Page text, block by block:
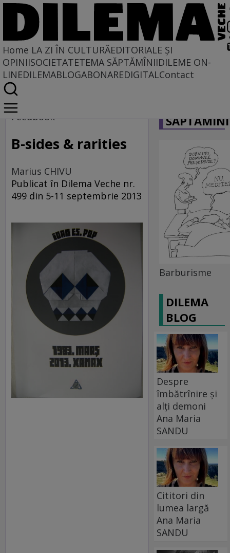
Home LA ZI ÎN CULTURĂEDITORIALE ȘI
OPINIISOCIETATETEMA SĂPTĂMÎNIIDILEME ON-
LINEDILEMABLOGABONAREDIGITALContact
Home
La zi în cultură
Feedbook
B-sides & rarities
Marius CHIVU
Publicat în Dilema Veche nr.
499 din 5-11 septembrie 2013
Barburisme
DILEMA
BLOG
Despre
îmbătrînire și
alți demoni
Ana Maria
SANDU
Cititori din
lumea largă
Ana Maria
SANDU